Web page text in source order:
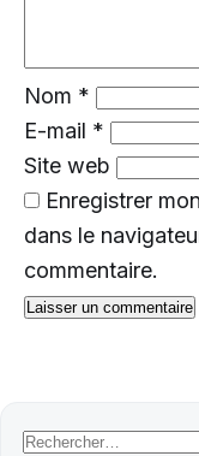
Nom *
E-mail *
Site web
Enregistrer
dans le
commentaire.
Rechercher :